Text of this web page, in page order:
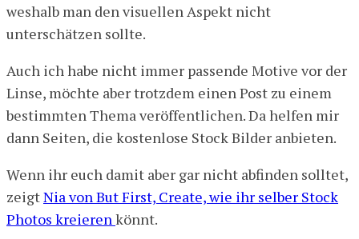
weshalb man den visuellen Aspekt nicht
unterschätzen sollte.
Auch ich habe nicht immer passende Motive vor der
Linse, möchte aber trotzdem einen Post zu einem
bestimmten Thema veröffentlichen. Da helfen mir
dann Seiten, die kostenlose Stock Bilder anbieten.
Wenn ihr euch damit aber gar nicht abfinden solltet,
zeigtNia von But First, Create, wie ihr selber Stock
Photos kreieren könnt.